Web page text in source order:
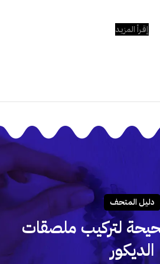
إقـرأ المزيـد
دليـل المتحـف
لتركيب ملصقات
الديكور